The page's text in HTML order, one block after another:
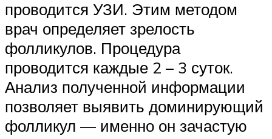
проводится УЗИ. Этим методом
врач определяет зрелость
фолликулов. Процедура
проводится каждые 2 – 3 суток.
Анализ полученной информации
позволяет выявить доминирующий
фолликул — именно он зачастую